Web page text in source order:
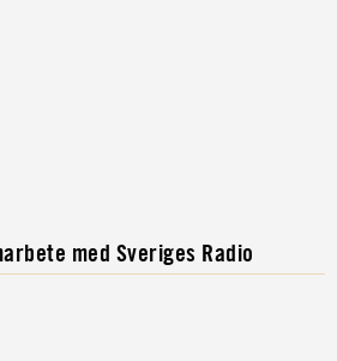
med Sveriges Radio